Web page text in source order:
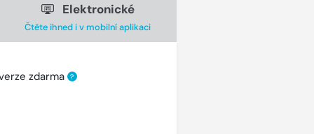
Elektronické
Čtěte ihned i v mobilní aplikaci
zdarma ?